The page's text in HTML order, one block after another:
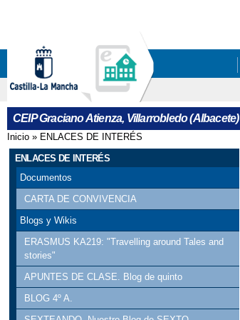
CEIP Graciano Atienza, Villarrobledo (Albacete)
Se encuentra usted aquí
Inicio » ENLACES DE INTERÉS
ENLACES DE INTERÉS
Documentos
CARTA DE CONVIVENCIA
Blogs y Wikis
ERASMUS KA219: "Travelling around Tales and
stories"
APUNTES DE CLASE. Blog de quinto
BLOG 4º A.